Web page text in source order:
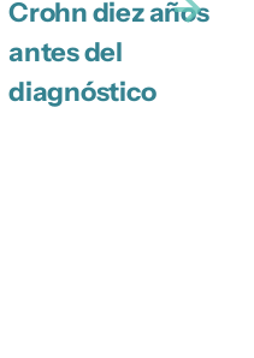
Crohn diez años
antes del
diagnóstico